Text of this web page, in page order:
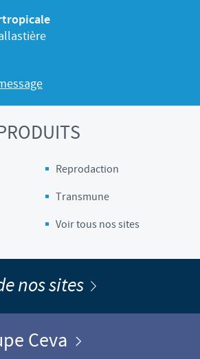
Reprodaction
Transmune
Voir tous nos sites
nos sites
Ceva